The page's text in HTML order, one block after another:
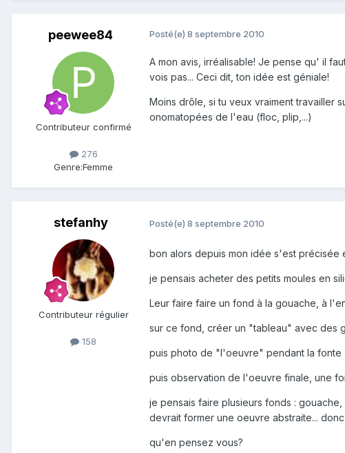
peewee84
Contributeur confirmé
276
Genre:Femme
Posté(e) 8 septembre 2010
A mon avis, irréalisable! Je pense qu' il
vois pas... Ceci dit, ton idée est géniale!
Moins drôle, si tu veux vraiment travailler
onomatopées de l'eau (floc, plip,...)
stefanhy
Contributeur régulier
158
Posté(e) 8 septembre 2010
bon alors depuis mon idée s'est précisée
je pensais acheter des petits moules en
Leur faire faire un fond à la gouache, à
sur ce fond, créer un "tableau" avec des
puis photo de "l'oeuvre" pendant la fonte
puis observation de l'oeuvre finale, une
je pensais faire plusieurs fonds :
devrait former une oeuvre abstraite...
qu'en pensez vous?